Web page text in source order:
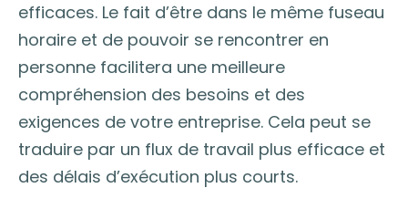
efficaces. Le fait d’être dans le même fuseau
horaire et de pouvoir se rencontrer en
personne facilitera une meilleure
compréhension des besoins et des
exigences de votre entreprise. Cela peut se
traduire par un flux de travail plus efficace et
des délais d’exécution plus courts.